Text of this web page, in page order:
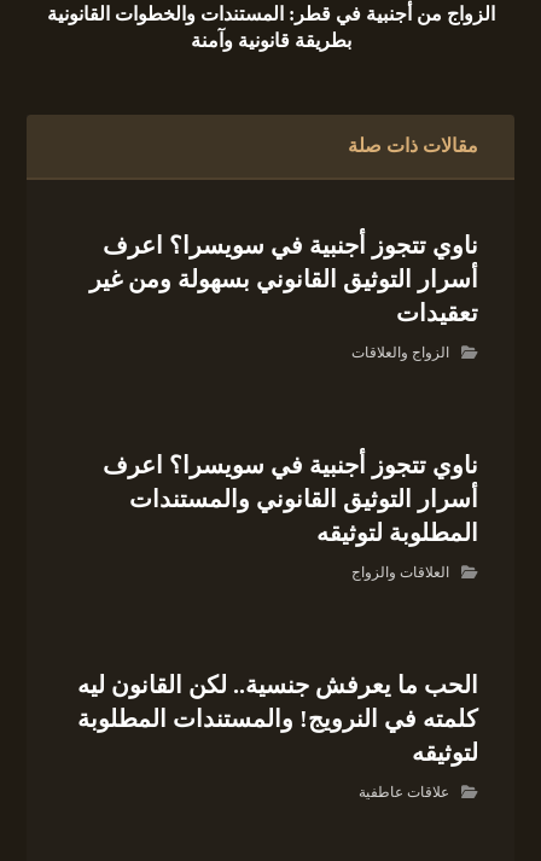
الزواج من أجنبية في قطر: المستندات والخطوات القانونية
بطريقة قانونية وآمنة
مقالات ذات صلة
ناوي تتجوز أجنبية في سويسرا؟ اعرف
أسرار التوثيق القانوني بسهولة ومن غير
تعقيدات
الزواج والعلاقات
ناوي تتجوز أجنبية في سويسرا؟ اعرف
أسرار التوثيق القانوني والمستندات
المطلوبة لتوثيقه
العلاقات والزواج
الحب ما يعرفش جنسية.. لكن القانون ليه
كلمته في النرويج! والمستندات المطلوبة
لتوثيقه
علاقات عاطفية